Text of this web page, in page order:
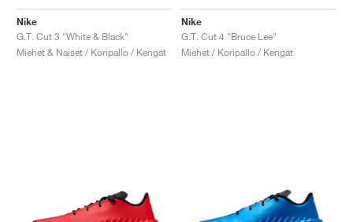
Nike
G.T. Cut 3 "White & Black"
Miehet & Naiset / Koripallo / Kengät
Nike
G.T. Cut 4 "Bruce Lee"
Miehet / Koripallo / Kengät